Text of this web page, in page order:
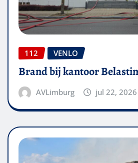
112 VENLO
Brand bij kantoor
AVLimburg jul 22, 2026